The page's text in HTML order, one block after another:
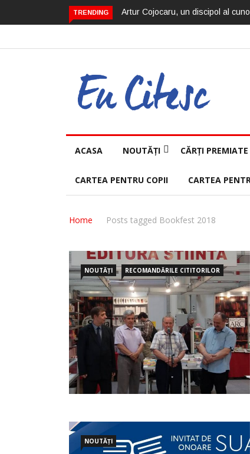
TRENDING Artur Cojocaru, un discipol al
ACASA NOUTĂȚI CĂRȚI PREMIATE
CARTEA PENTRU COPII CARTEA
Home Posts tagged Bookfest 2018
NOUTĂȚI RECOMANDĂRILE CITITORILOR
NOUTĂȚI